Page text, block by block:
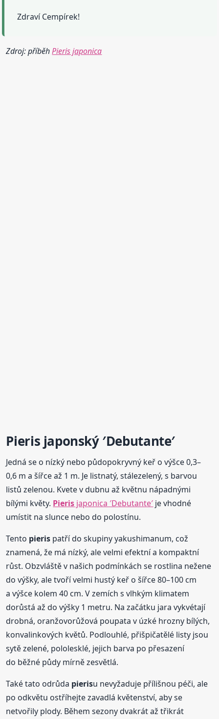
Zdraví Cempírek!
Zdroj: příběhPieris japonica
Pieris japonský ′Debutante′
Jedná se o nízký nebo půdopokryvný keř o výšce 0,3–
0,6 m a šířce až 1 m. Je listnatý, stálezelený, s barvou
listů zelenou. Kvete v dubnu až květnu nápadnými
bílými květy. Pieris japonica ′Debutante′ je vhodné
umístit na slunce nebo do polostínu.
Tento pieris patří do skupiny yakushimanum, což
znamená, že má nízký, ale velmi efektní a kompaktní
růst. Obzvláště v našich podmínkách se rostlina nežene
do výšky, ale tvoří velmi hustý keř o šířce 80–100 cm
a výšce kolem 40 cm. V zemích s vlhkým klimatem
dorůstá až do výšky 1 metru. Na začátku jara vykvétají
drobná, oranžovorůžová poupata v úzké hrozny bílých,
konvalinkových květů. Podlouhlé, přišpičatělé listy jsou
sytě zelené, pololesklé, jejich barva po přesazení
do běžné půdy mírně zesvětlá.
Také tato odrůda pierisu nevyžaduje přílišnou péči, ale
po odkvětu ostříhejte zavadlá květenství, aby se
netvořily plody. Během sezony dvakrát až třikrát